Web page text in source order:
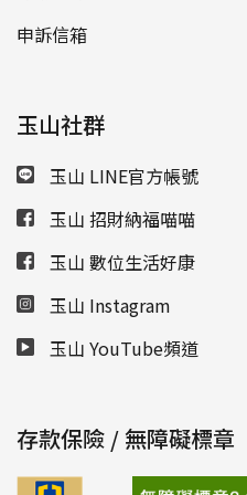
申訴信箱
玉山社群
玉山 LINE官方帳號
玉山 招財納福喵喵
玉山 數位生活好康
玉山 Instagram
玉山 YouTube頻道
存款保險 / 無障礙標章